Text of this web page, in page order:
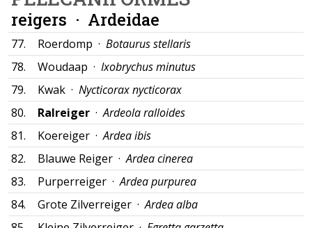
reigers · Ardeidae
77. Roerdomp · Botaurus stellaris
78.
Woudaap · Ixobrychus minutus
79.
Kwak · Nycticorax nycticorax
80.
Ralreiger ·Ardeola ralloides
81.
Koereiger ·Ardea ibis
82.
Blauwe Reiger ·Ardea cinerea
83.
Purperreiger ·Ardea purpurea
84.
Grote Zilverreiger ·Ardea alba